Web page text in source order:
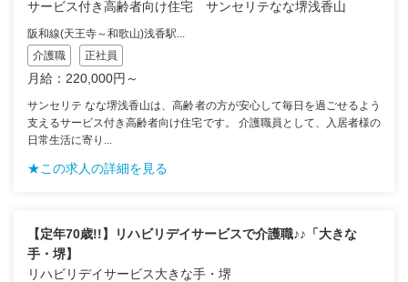
サービス付き高齢者向け住宅 サンセリテなな堺浅香山
阪和線(天王寺～和歌山)浅香駅...
介護職
正社員
月給：220,000円～
サンセリテ なな堺浅香山は、高齢者の方が安心して毎日を過ごせるよう
支えるサービス付き高齢者向け住宅です。 介護職員として、入居者様の
日常生活に寄り...
★この求人の詳細を見る
【定年70歳!!】リハビリデイサービスで介護職♪♪「大きな
手・堺】
リハビリデイサービス大きな手・堺